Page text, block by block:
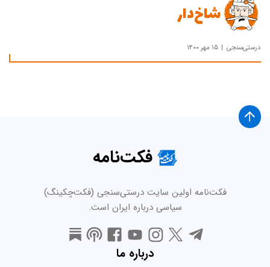
شاخ‌دار
درستی‌سنجی ۱۵ مهر ۱۴۰۰
فکت‌نامه
فکت‌نامه اولین سایت درستی‌سنجی (فکت‌چکینگ)
سیاسی درباره ایران است.
درباره ما